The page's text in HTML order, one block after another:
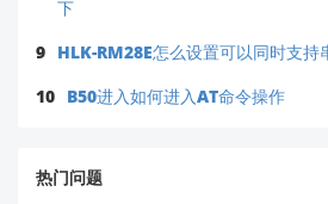
下
9 HLK-RM28E怎么设置可以同时支持
10 B50进入如何进入AT命令操作
热门问题